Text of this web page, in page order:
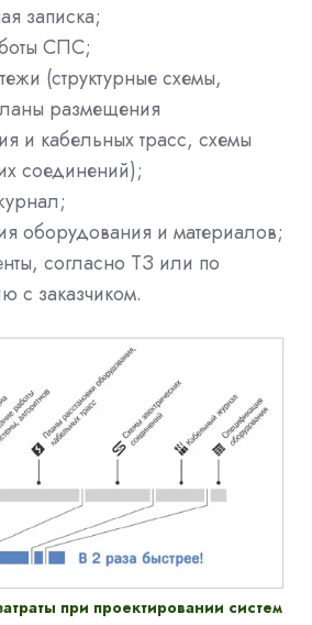
записка;
СПС;
(структурные схемы,
размещения
и кабельных трасс, схемы
соединений);
оборудования и материалов;
согласно ТЗ или по
с заказчиком.
при проектировании систем